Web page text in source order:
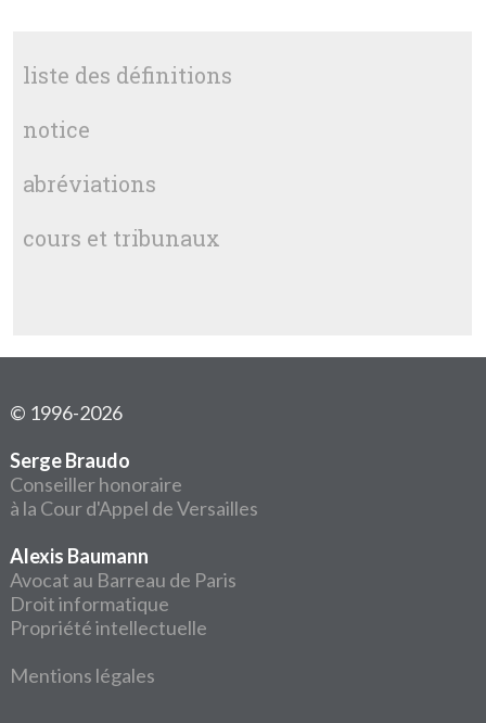
liste des définitions
notice
abréviations
cours et tribunaux
© 1996-2026
Serge Braudo
Conseiller honoraire
à la Cour d'Appel de Versailles
Alexis Baumann
Avocat au Barreau de Paris
Droit informatique
Propriété intellectuelle
Mentions légales